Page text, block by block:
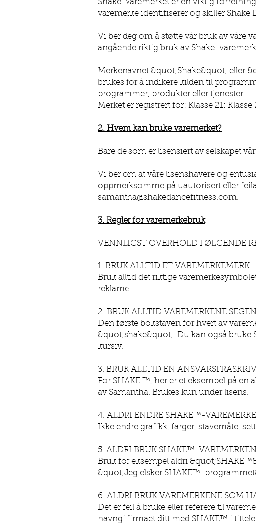
Shake-varemerket er en viktig
varemerke identifiserer og skiller Shake
Vi ber deg om å støtte vår bruk av våre
angående riktig bruk av Shake-
Merkenavnet &quot;Shake&quot; eller
brukes for å indikere kilden til
programmer, produkter eller tjenester.
Merket er registrert for: Klasse 21: Klasse
2. Hvem kan bruke varemerket?
Bare de som er lisensiert av selskapet
Vi ber om at våre lisenshavere og
oppmerksomme på uautorisert eller
samantha@shakedancefitness.com.
3. Regler for varemerkebruk
VENNLIGST OVERHOLD FØLGENDE
1. BRUK ALLTID ET VAREMERKEMERK:
Bruk alltid det riktige
reklame.
2. BRUK ALLTID VAREMERKENE
Den første bokstaven for hvert av
&quot;shake&quot;. Du kan også bruke
kursiv.
3. BRUK ALLTID EN
For SHAKE ™, her er et eksempel på en
av Samantha. Brukes kun under lisens.
4. ALDRI ENDRE SHAKE™-
Ikke endre grafikk, farger, stavemåte,
5. ALDRI BRUK SHAKE™-
Bruk for eksempel aldri
&quot;Jeg elsker SHAKE™-
6. ALDRI BRUK VAREMERKENE SOM
Det er feil å bruke eller referere til
navngi firmaet ditt med SHAKE™ i